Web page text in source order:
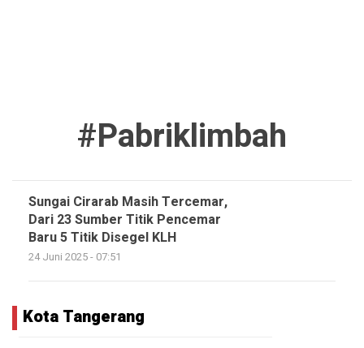
#pabriklimbah
Sungai Cirarab Masih Tercemar,
Dari 23 Sumber Titik Pencemar
Baru 5 Titik Disegel KLH
24 Juni 2025 - 07:51
Kota Tangerang